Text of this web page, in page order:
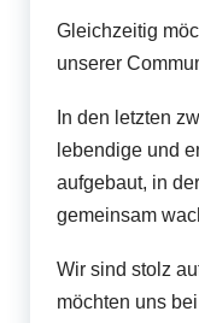
mGleichzeitig
unserer
In den letzten
lebendige und
aufgebaut, in
gemeinsam
Wir sind stolz
möchten uns